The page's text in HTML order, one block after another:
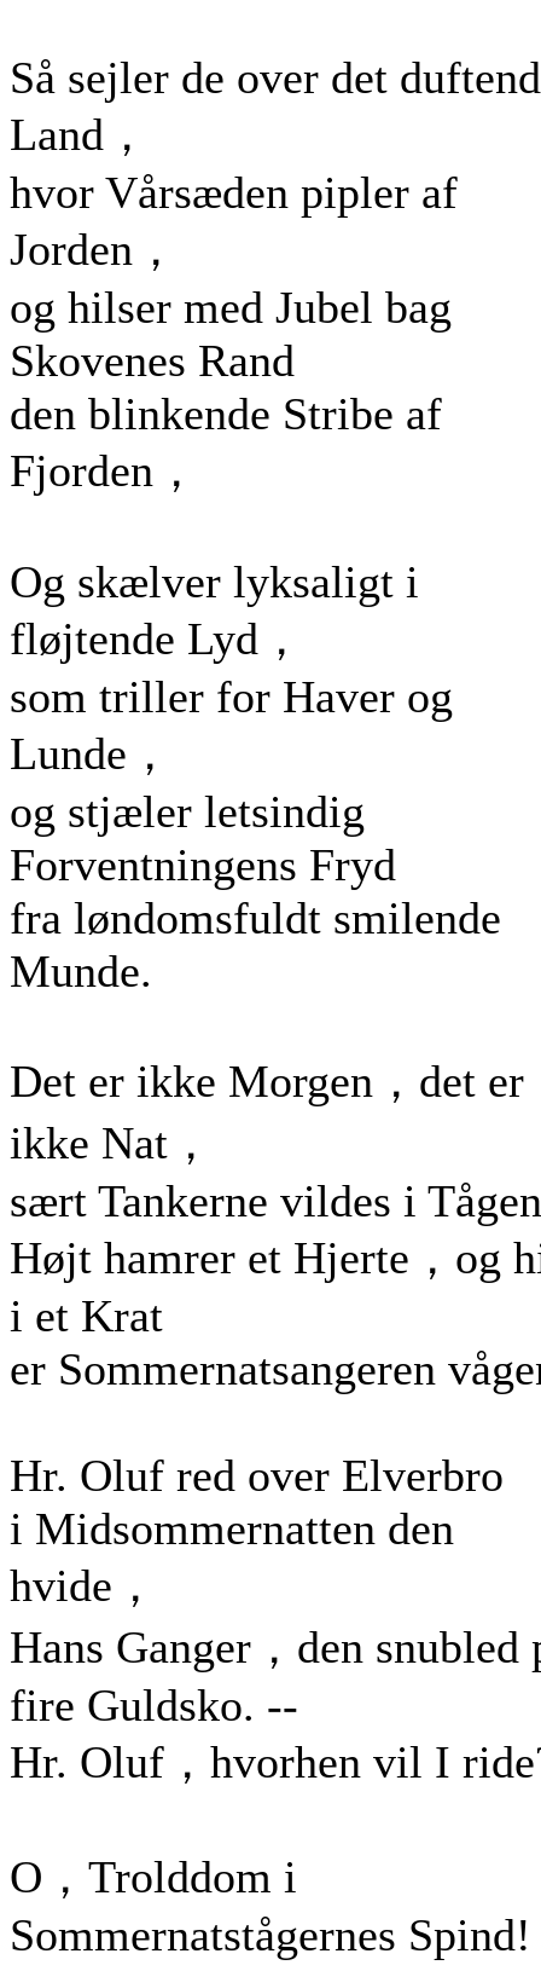
Så sejler de over det
Land，
hvor Vårsæden pipler af
Jorden，
og hilser med Jubel bag
Skovenes Rand
den blinkende Stribe af
Fjorden，
Og skælver lyksaligt i
fløjtende Lyd，
som triller for Haver og
Lunde，
og stjæler letsindig
Forventningens Fryd
fra løndomsfuldt smilende
Munde.
Det er ikke Morgen，det er
ikke Nat，
sært Tankerne vildes i
Højt hamrer et Hjerte，og
i et Krat
er Sommernatsangeren
Hr. Oluf red over Elverbro
i Midsommernatten den
hvide，
Hans Ganger，den snubled
fire Guldsko. --
Hr. Oluf，hvorhen vil I
O，Trolddom i
Sommernatstågernes Spind!